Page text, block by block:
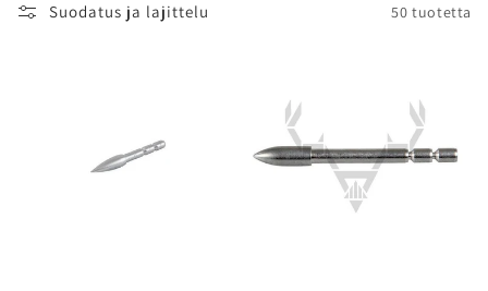
Suodatus ja lajittelu 50 tuotetta